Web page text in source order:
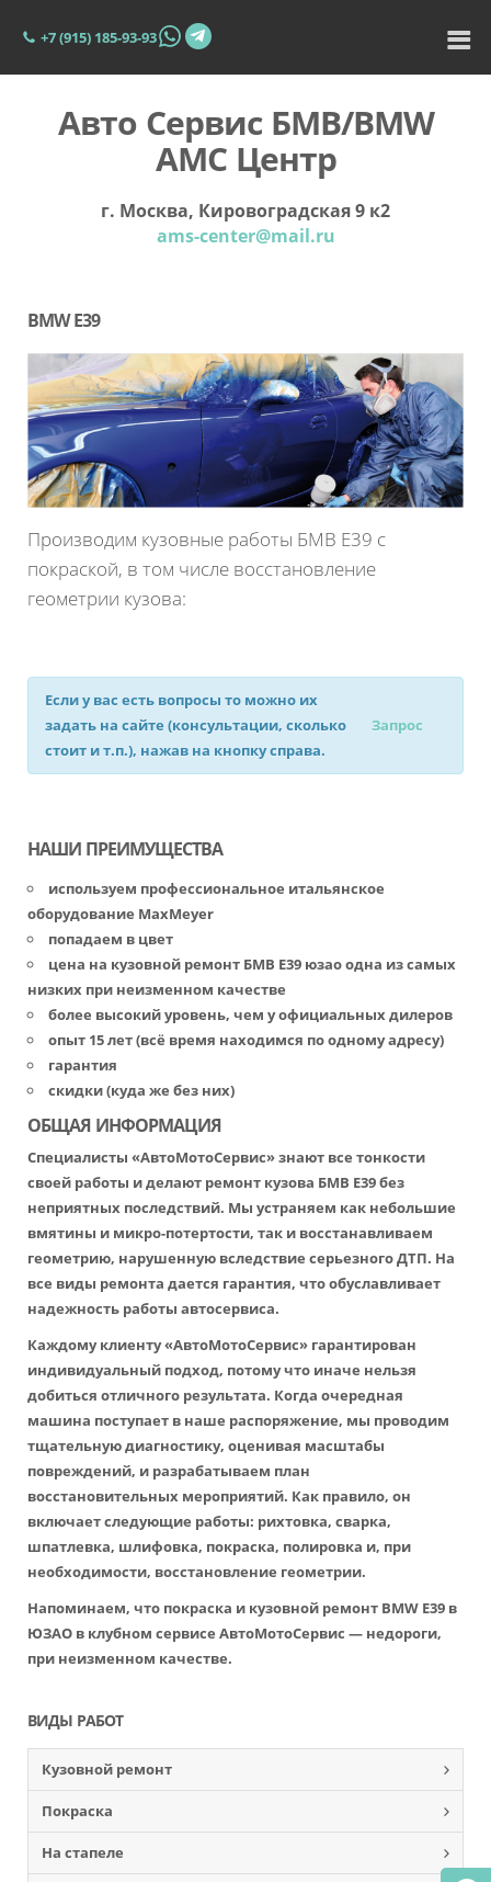
+7 (915) 185-93-93
Авто Сервис БМВ/BMW
АМС Центр
г. Москва, Кировоградская 9 к2
ams-center@mail.ru
BMW E39
Производим кузовные работы БМВ Е39 с
покраской, в том числе восстановление
геометрии кузова:
Если у вас есть вопросы то можно их
задать на сайте (консультации, сколько
стоит и т.п.), нажав на кнопку справа.
Запрос
НАШИ ПРЕИМУЩЕСТВА
используем профессиональное итальянское
оборудование MaxMeyer
попадаем в цвет
цена на кузовной ремонт БМВ Е39 юзао одна из самых
низких при неизменном качестве
более высокий уровень, чем у официальных дилеров
опыт 15 лет (всё время находимся по одному адресу)
гарантия
скидки (куда же без них)
ОБЩАЯ ИНФОРМАЦИЯ
Специалисты «АвтоМотоСервис» знают все тонкости
своей работы и делают ремонт кузова БМВ Е39 без
неприятных последствий. Мы устраняем как небольшие
вмятины и микро-потертости, так и восстанавливаем
геометрию, нарушенную вследствие серьезного ДТП. На
все виды ремонта дается гарантия, что обуславливает
надежность работы автосервиса.
Каждому клиенту «АвтоМотоСервис» гарантирован
индивидуальный подход, потому что иначе нельзя
добиться отличного результата. Когда очередная
машина поступает в наше распоряжение, мы проводим
тщательную диагностику, оценивая масштабы
повреждений, и разрабатываем план
восстановительных мероприятий. Как правило, он
включает следующие работы: рихтовка, сварка,
шпатлевка, шлифовка, покраска, полировка и, при
необходимости, восстановление геометрии.
Напоминаем, что покраска и кузовной ремонт BMW E39 в
ЮЗАО в клубном сервисе АвтоМотоСервис — недороги,
при неизменном качестве.
ВИДЫ РАБОТ
Кузовной ремонт
Покраска
На стапеле